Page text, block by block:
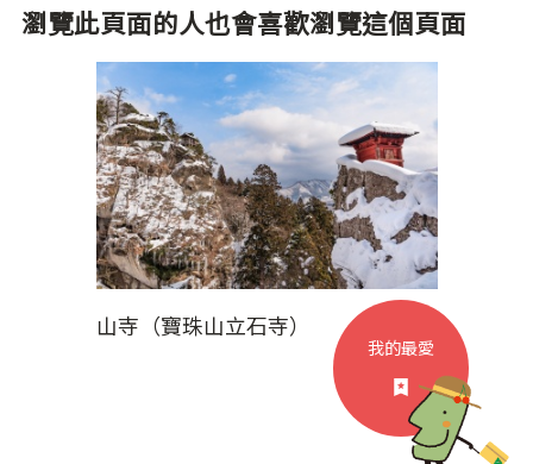
瀏覽此頁面的人也會喜歡瀏覽這個頁面
山寺（寶珠山立石寺）
我的最愛